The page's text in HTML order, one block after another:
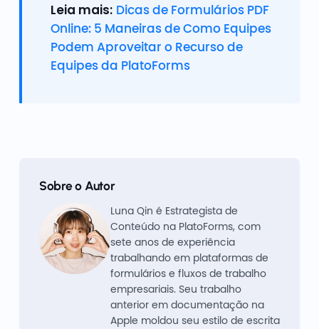
Leia mais: Dicas de Formulários PDF
Online: 5 Maneiras de Como Equipes
Podem Aproveitar o Recurso de
Equipes da PlatoForms
Sobre o Autor
Luna Qin é Estrategista de
Conteúdo na PlatoForms, com
sete anos de experiência
trabalhando em plataformas de
formulários e fluxos de trabalho
empresariais. Seu trabalho
anterior em documentação na
Apple moldou seu estilo de escrita